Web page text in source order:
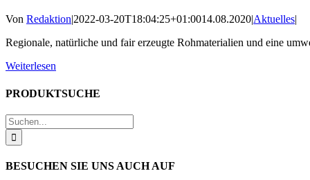
Von Redaktion|2022-03-20T18:04:25+01:0014.08.2020|Aktuelles|
Regionale, natürliche und fair erzeugte Rohmaterialien und eine
Weiterlesen
PRODUKTSUCHE
Suche
nach:
BESUCHEN SIE UNS AUCH AUF